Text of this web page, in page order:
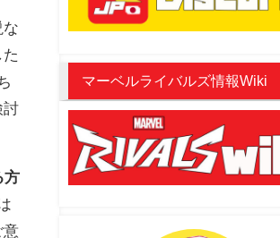
な
討
方
意
マーベルライバルズ情報Wiki